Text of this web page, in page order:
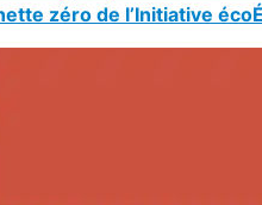
zéro de l’Initiative